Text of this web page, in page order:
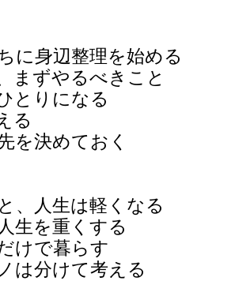
に身辺整理を始める
まずやるべきこと
とりになる
る
を決めておく
、人生は軽くなる
生を重くする
けで暮らす
は分けて考える